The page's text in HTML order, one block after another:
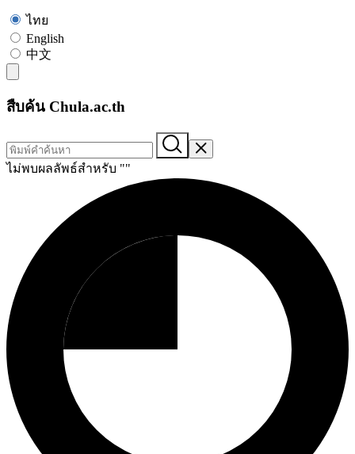
ไทย
English
中文
สืบค้น Chula.ac.th
ไม่พบผลลัพธ์สำหรับ ""